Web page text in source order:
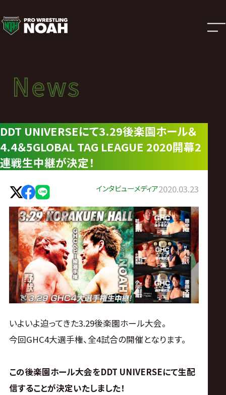
ニ
ュ
ー
ス
|
プ
ロ
レ
ス
リ
ン
グ・
ノ
ア
News
ニュース
News
DDT UNIVERSEにて3.29後楽園ホール＆
4.4＆5GLOBAL TAG LEAGUE 2020開幕2
連戦生中継が決定！
インタビューメディア2020.03.23
いよいよ迫ってきた3.29後楽園ホール大会。
今回GHC4大選手権、全4試合の開催となります。
この後楽園ホール大会をDDT UNIVERSEにて生配
信することが決定いたしました！